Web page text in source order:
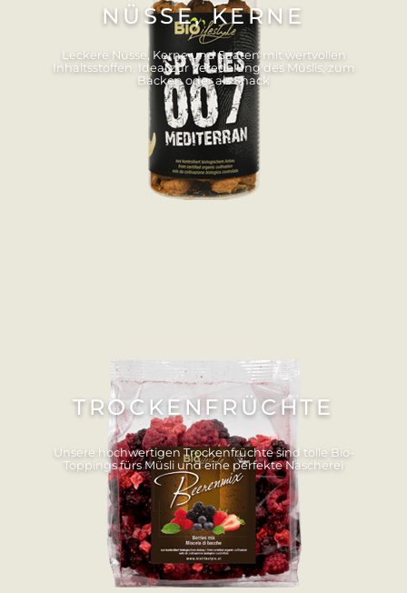
NÜSSE, KERNE
Leckere Nüsse, Kerne und Saaten mit wertvollen
Inhaltsstoffen. Ideal zur Veredelung des Müslis, zum
Backen oder als Snack
TROCKENFRÜCHTE
Unsere hochwertigen Trockenfrüchte sind tolle Bio-
Toppings fürs Müsli und eine perfekte Nascherei